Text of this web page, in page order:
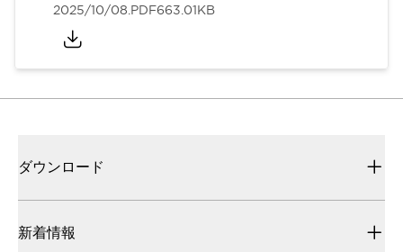
2025/10/08.PDF663.01KB
ダウンロード
新着情報